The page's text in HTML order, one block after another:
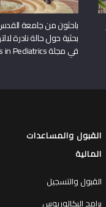
باحثون من جامعة
بحثية حول حالة نادرة
في مجلة Frontiers in Pediatrics
القبول والمساعدات
المالية
القبول والتسجيل
برامج البكالوريوس